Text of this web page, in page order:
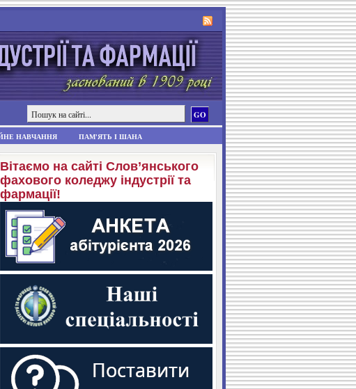
НАВЧАННЯ ПАМ'ЯТЬ І ШАНА
Вітаємо на сайті Слов’янського
фахового коледжу індустрії та
фармації!